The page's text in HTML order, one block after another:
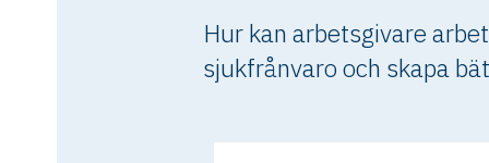
Hur kan arbetsgivare
sjukfrånvaro och skapa